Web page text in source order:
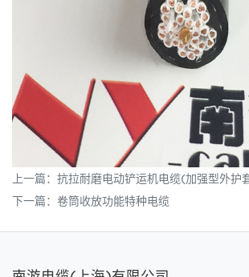
上一篇： 抗拉耐磨电动铲运机电缆(加强型外护
下一篇： 卷筒收放功能特种电缆